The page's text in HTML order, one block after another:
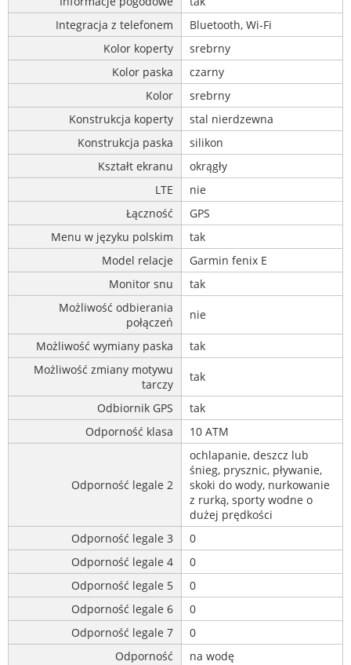
Integracja z telefonem
Bluetooth, Wi-Fi
Kolor koperty
srebrny
Kolor paska
czarny
Kolor
srebrny
Konstrukcja koperty
stal nierdzewna
Konstrukcja paska
silikon
Kształt ekranu
okrągły
LTE
nie
Łączność
GPS
Menu w języku polskim
tak
Model relacje
Garmin fenix E
Monitor snu
tak
Możliwość odbierania
połączeń
nie
Możliwość wymiany paska
tak
Możliwość zmiany motywu
tarczy
tak
Odbiornik GPS
tak
Odporność klasa
10 ATM
Odporność legale 2
ochlapanie, deszcz lub
śnieg, prysznic, pływanie,
skoki do wody, nurkowanie
z rurką, sporty wodne o
dużej prędkości
Odporność legale 3
0
Odporność legale 4
0
Odporność legale 5
0
Odporność legale 6
0
Odporność legale 7
0
Odporność
na wodę